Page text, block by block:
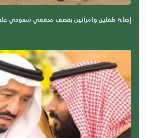
إصابة طفلين وامرأتين بقصف مدفعي سعودي